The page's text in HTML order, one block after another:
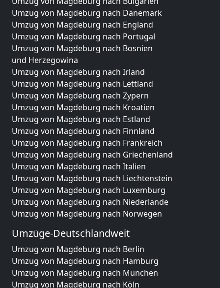
Umzug von Magdeburg nach Dänemark
Umzug von Magdeburg nach England
Umzug von Magdeburg nach Portugal
Umzug von Magdeburg nach Bosnien
und Herzegowina
Umzug von Magdeburg nach Irland
Umzug von Magdeburg nach Lettland
Umzug von Magdeburg nach Zypern
Umzug von Magdeburg nach Kroatien
Umzug von Magdeburg nach Estland
Umzug von Magdeburg nach Finnland
Umzug von Magdeburg nach Frankreich
Umzug von Magdeburg nach Griechenland
Umzug von Magdeburg nach Italien
Umzug von Magdeburg nach Liechtenstein
Umzug von Magdeburg nach Luxemburg
Umzug von Magdeburg nach Niederlande
Umzug von Magdeburg nach Norwegen
Umzüge-Deutschlandweit
Umzug von Magdeburg nach Berlin
Umzug von Magdeburg nach Hamburg
Umzug von Magdeburg nach München
Umzug von Magdeburg nach Köln